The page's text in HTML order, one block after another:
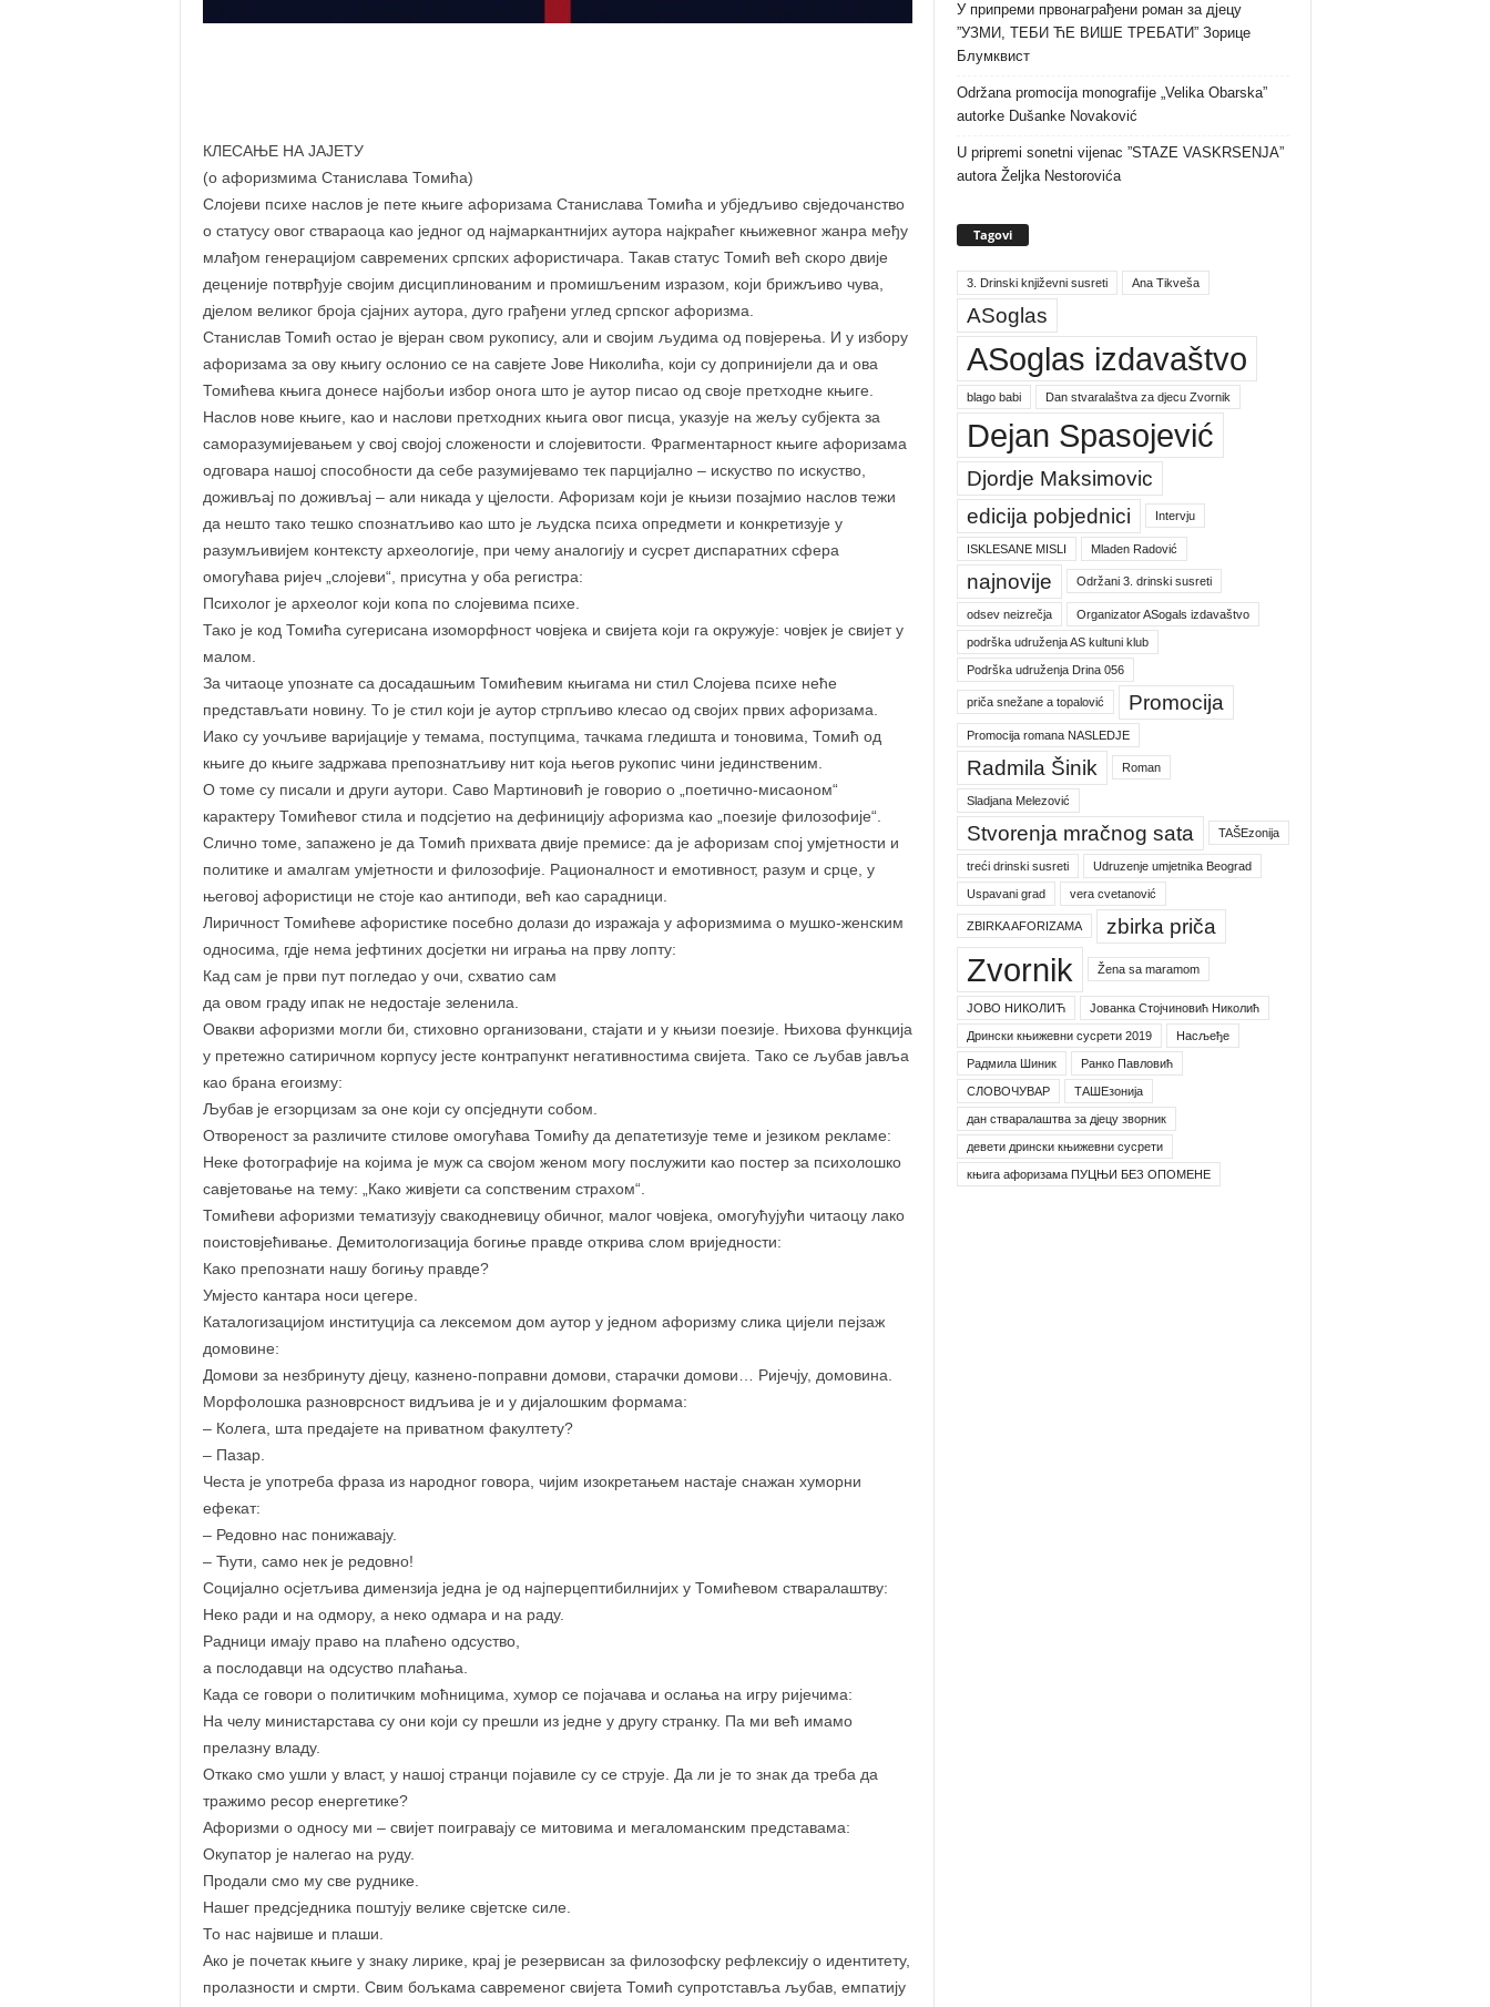
КЛЕСАЊЕ НА ЈАЈЕТУ
(о афоризмима Станислава Томића)
Слојеви психе наслов је пете књиге афоризама Станислава Томића и убједљиво свједочанство
о статусу овог ствараоца као једног од најмаркантнијих аутора најкраћег књижевног жанра међу
млађом генерацијом савремених српских афористичара. Такав статус Томић већ скоро двије
деценије потврђује својим дисциплинованим и промишљеним изразом, који брижљиво чува,
дјелом великог броја сјајних аутора, дуго грађени углед српског афоризма.
Станислав Томић остао је вјеран свом рукопису, али и својим људима од повјерења. И у избору
афоризама за ову књигу ослонио се на савјете Јове Николића, који су допринијели да и ова
Томићева књига донесе најбољи избор онога што је аутор писао од своје претходне књиге.
Наслов нове књиге, као и наслови претходних књига овог писца, указује на жељу субјекта за
саморазумијевањем у свој својој сложености и слојевитости. Фрагментарност књиге афоризама
одговара нашој способности да себе разумијевамо тек парцијално – искуство по искуство,
доживљај по доживљај – али никада у цјелости. Афоризам који је књизи позајмио наслов тежи
да нешто тако тешко спознатљиво као што је људска психа опредмети и конкретизује у
разумљивијем контексту археологије, при чему аналогију и сусрет диспаратних сфера
омогућава ријеч „слојеви“, присутна у оба регистра:
Психолог је археолог који копа по слојевима психе.
Тако је код Томића сугерисана изоморфност човјека и свијета који га окружује: човјек је свијет у
малом.
За читаоце упознате са досадашњим Томићевим књигама ни стил Слојева психе неће
представљати новину. То је стил који је аутор стрпљиво клесао од својих првих афоризама.
Иако су уочљиве варијације у темама, поступцима, тачкама гледишта и тоновима, Томић од
књиге до књиге задржава препознатљиву нит која његов рукопис чини јединственим.
О томе су писали и други аутори. Саво Мартиновић је говорио о „поетично-мисаоном“
карактеру Томићевог стила и подсјетио на дефиницију афоризма као „поезије филозофије“.
Слично томе, запажено је да Томић прихвата двије премисе: да је афоризам спој умјетности и
политике и амалгам умјетности и филозофије. Рационалност и емотивност, разум и срце, у
његовој афористици не стоје као антиподи, већ као сарадници.
Лиричност Томићеве афористике посебно долази до изражаја у афоризмима о мушко-женским
односима, гдје нема јефтиних досјетки ни играња на прву лопту:
Кад сам је први пут погледао у очи, схватио сам
да овом граду ипак не недостаје зеленила.
Овакви афоризми могли би, стиховно организовани, стајати и у књизи поезије. Њихова функција
у претежно сатиричном корпусу јесте контрапункт негативностима свијета. Тако се љубав јавља
као брана егоизму:
Љубав је егзорцизам за оне који су опсједнути собом.
Отвореност за различите стилове омогућава Томићу да депатетизује теме и језиком рекламе:
Неке фотографије на којима је муж са својом женом могу послужити као постер за психолошко
савјетовање на тему: „Како живјети са сопственим страхом“.
Томићеви афоризми тематизују свакодневицу обичног, малог човјека, омогућујући читаоцу лако
поистовјећивање. Демитологизација богиње правде открива слом вриједности:
Како препознати нашу богињу правде?
Умјесто кантара носи цегере.
Каталогизацијом институција са лексемом дом аутор у једном афоризму слика цијели пејзаж
домовине:
Домови за незбринуту дјецу, казнено-поправни домови, старачки домови… Ријечју, домовина.
Морфолошка разноврсност видљива је и у дијалошким формама:
– Колега, шта предајете на приватном факултету?
– Пазар.
Честа је употреба фраза из народног говора, чијим изокретањем настаје снажан хуморни
ефекат:
– Редовно нас понижавају.
– Ћути, само нек је редовно!
Социјално осјетљива димензија једна је од најперцептибилнијих у Томићевом стваралаштву:
Неко ради и на одмору, а неко одмара и на раду.
Радници имају право на плаћено одсуство,
а послодавци на одсуство плаћања.
Када се говори о политичким моћницима, хумор се појачава и ослања на игру ријечима:
На челу министарстава су они који су прешли из једне у другу странку. Па ми већ имамо
прелазну владу.
Откако смо ушли у власт, у нашој странци појавиле су се струје. Да ли је то знак да треба да
тражимо ресор енергетике?
Афоризми о односу ми – свијет поигравају се митовима и мегаломанским представама:
Окупатор је налегао на руду.
Продали смо му све руднике.
Нашег предсједника поштују велике свјетске силе.
То нас највише и плаши.
Ако је почетак књиге у знаку лирике, крај је резервисан за филозофску рефлексију о идентитету,
пролазности и смрти. Свим бољкама савременог свијета Томић супротставља љубав, емпатију
У припреми првонаграђени роман за дјецу
”УЗМИ, ТЕБИ ЋЕ ВИШЕ ТРЕБАТИ” Зорице
Блумквист
Održana promocija monografije „Velika Obarska”
autorke Dušanke Novaković
U pripremi sonetni vijenac ”STAZE VASKRSENJA”
autora Željka Nestorovića
Tagovi
3. Drinski književni susreti Ana Tikveša
ASoglas
ASoglas izdavaštvo
blago babi Dan stvaralaštva za djecu Zvornik
Dejan Spasojević
Djordje Maksimovic
edicija pobjednici
Intervju
ISKLESANE MISLI Mladen Radović
najnovije Održani 3. drinski susreti
odsev neizrečja Organizator ASogals izdavaštvo
podrška udruženja AS kultuni klub
Podrška udruženja Drina 056
priča snežane a topalović Promocija
Promocija romana NASLEDJE
Radmila Šinik Roman
Sladjana Melezović
Stvorenja mračnog sata TAŠEzonija
treći drinski susreti Udruzenje umjetnika Beograd
Uspavani grad vera cvetanović
ZBIRKA AFORIZAMA zbirka priča
Zvornik Žena sa maramom
ЈОВО НИКОЛИЋ Јованка Стојчиновић Николић
Дрински књижевни сусрети 2019 Насљеђе
Радмила Шиник Ранко Павловић
СЛОВОЧУВАР ТАШЕзонија
дан стваралаштва за дјецу зворник
девети дрински књижевни сусрети
књига афоризама ПУЦЊИ БЕЗ ОПОМЕНЕ